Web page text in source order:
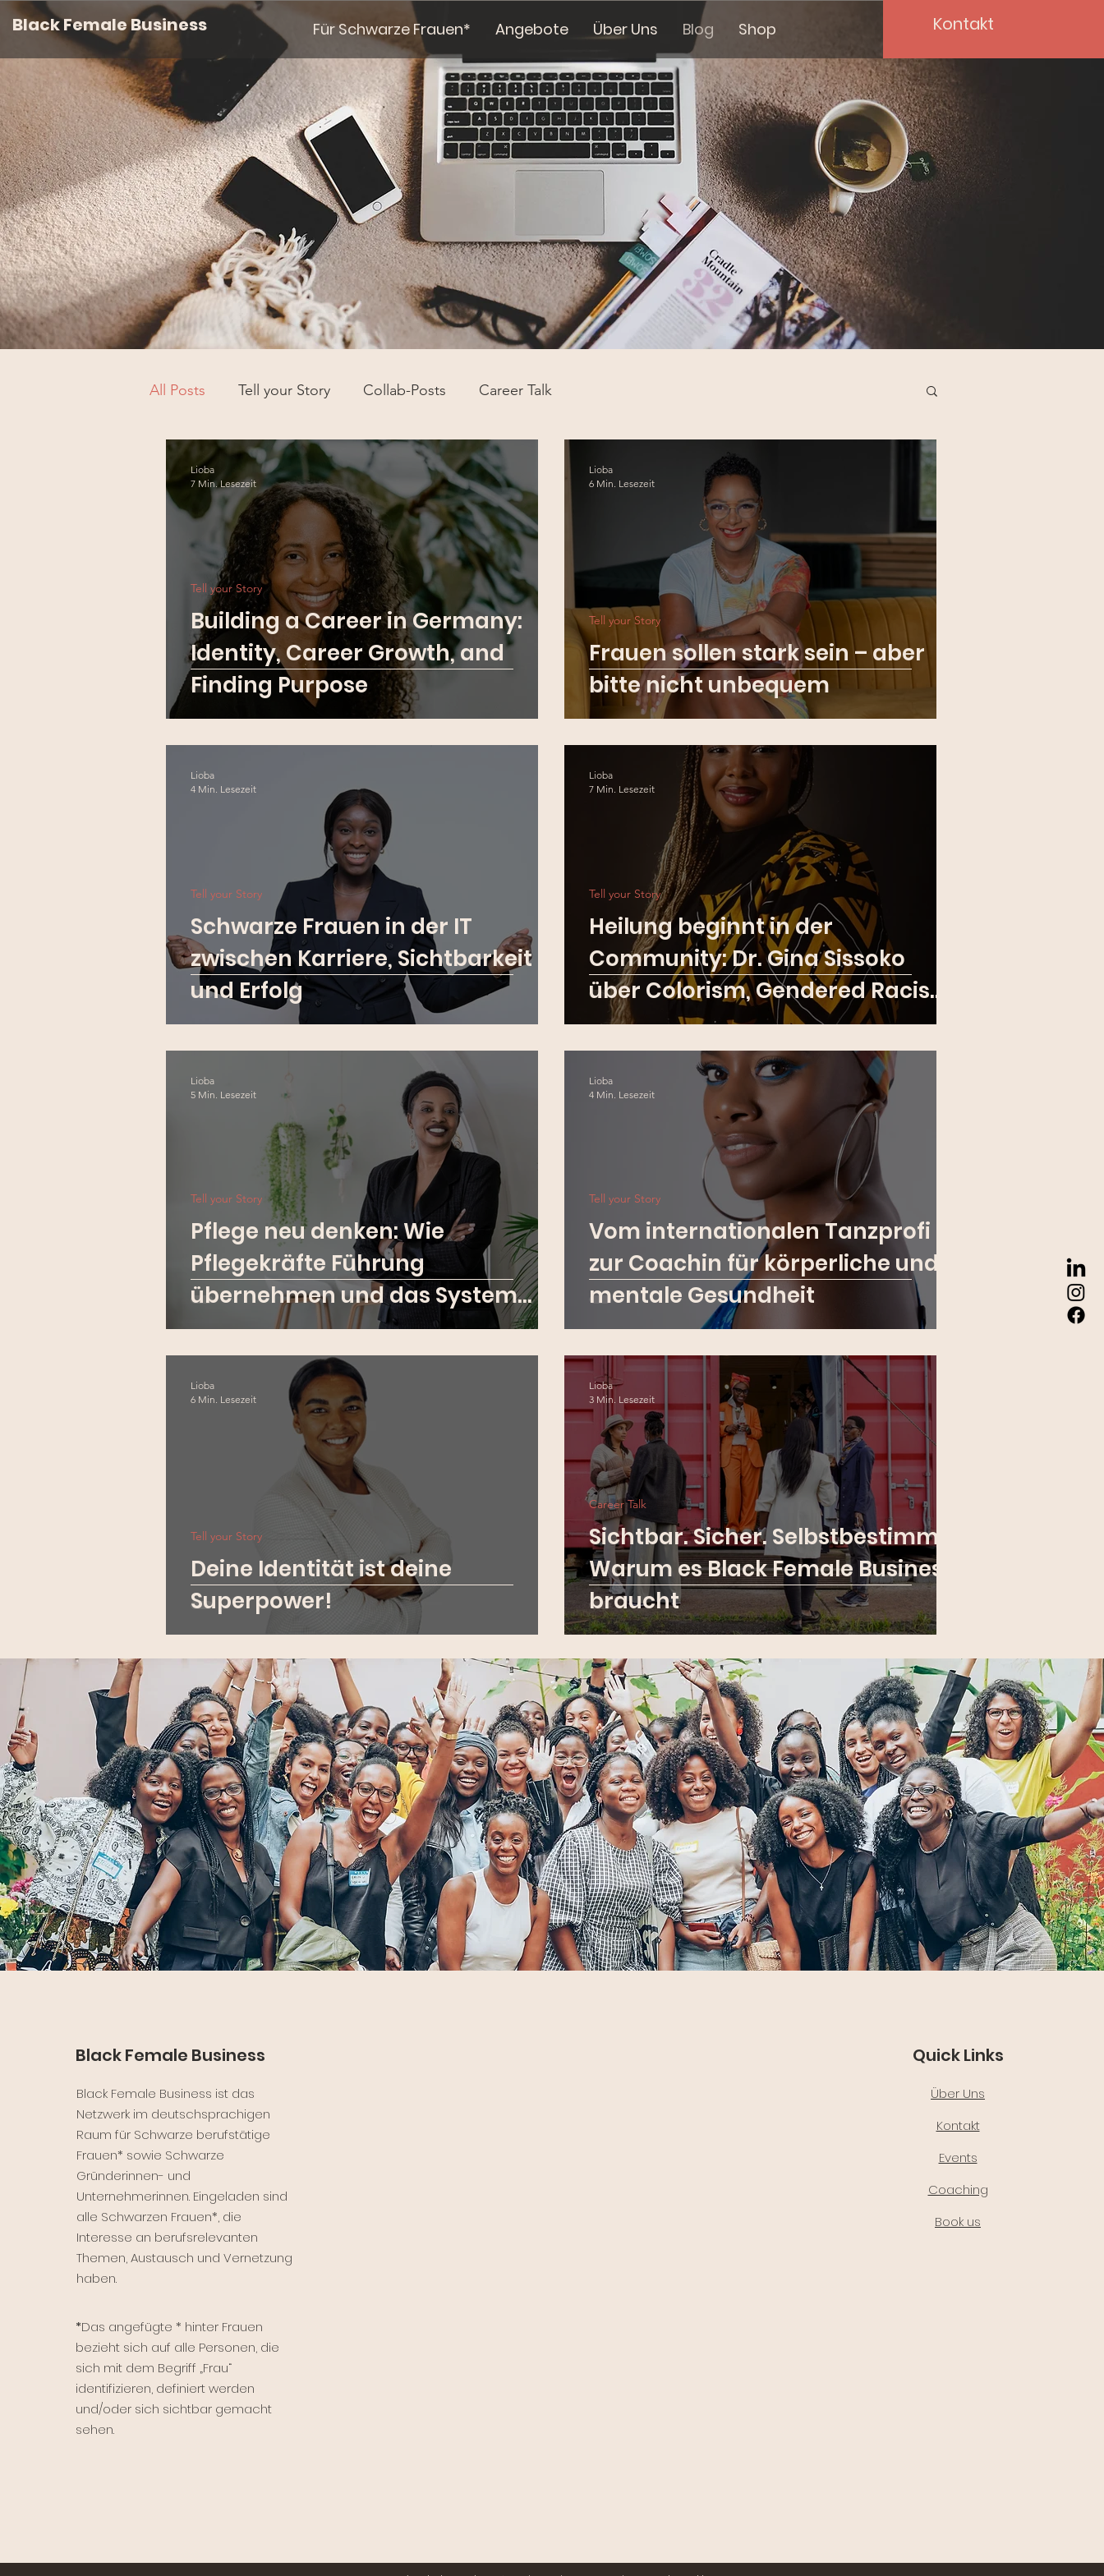
Black Female Business Für Schwarze Frauen* Angebote Über Uns Blog Shop Kontakt
Blog
EMPOWERMENT | WISSEN | SICHTBARKEIT
All Posts Tell your Story Collab-Posts Career Talk
Building a Career in Germany:
Identity, Career Growth, and
Finding Purpose
Tell your Story
Lioba
7 Min. Lesezeit
Frauen sollen stark sein – aber
bitte nicht unbequem
Tell your Story
Lioba
6 Min. Lesezeit
Schwarze Frauen in der IT
zwischen Karriere, Sichtbarkeit
und Erfolg
Tell your Story
Lioba
4 Min. Lesezeit
Heilung beginnt in der
Community: Dr. Gina Sissoko
über Colorism, Gendered Racism
und mentale Gesundheit
Tell your Story
Lioba
7 Min. Lesezeit
Pflege neu denken: Wie
Pflegekräfte Führung
übernehmen und das System
verändern
Tell your Story
Lioba
5 Min. Lesezeit
Vom internationalen Tanzprofi
zur Coachin für körperliche und
mentale Gesundheit
Tell your Story
Lioba
4 Min. Lesezeit
Deine Identität ist deine
Superpower!
Tell your Story
Lioba
6 Min. Lesezeit
Sichtbar. Sicher. Selbstbestimmt.
Warum es Black Female Business
braucht
Career Talk
Lioba
3 Min. Lesezeit
Black Female Business
Black Female Business ist das
Netzwerk im deutschsprachigen
Raum für Schwarze berufstätige
Frauen* sowie Schwarze
Gründerinnen- und
Unternehmerinnen. Eingeladen sind
alle Schwarzen Frauen*, die
Interesse an berufsrelevanten
Themen, Austausch und Vernetzung
haben.
*Das angefügte * hinter Frauen
bezieht sich auf alle Personen, die
sich mit dem Begriff „Frau“
identifizieren, definiert werden
und/oder sich sichtbar gemacht
sehen.
Quick Links
Über Uns
Kontakt
Events
Coaching
Book us